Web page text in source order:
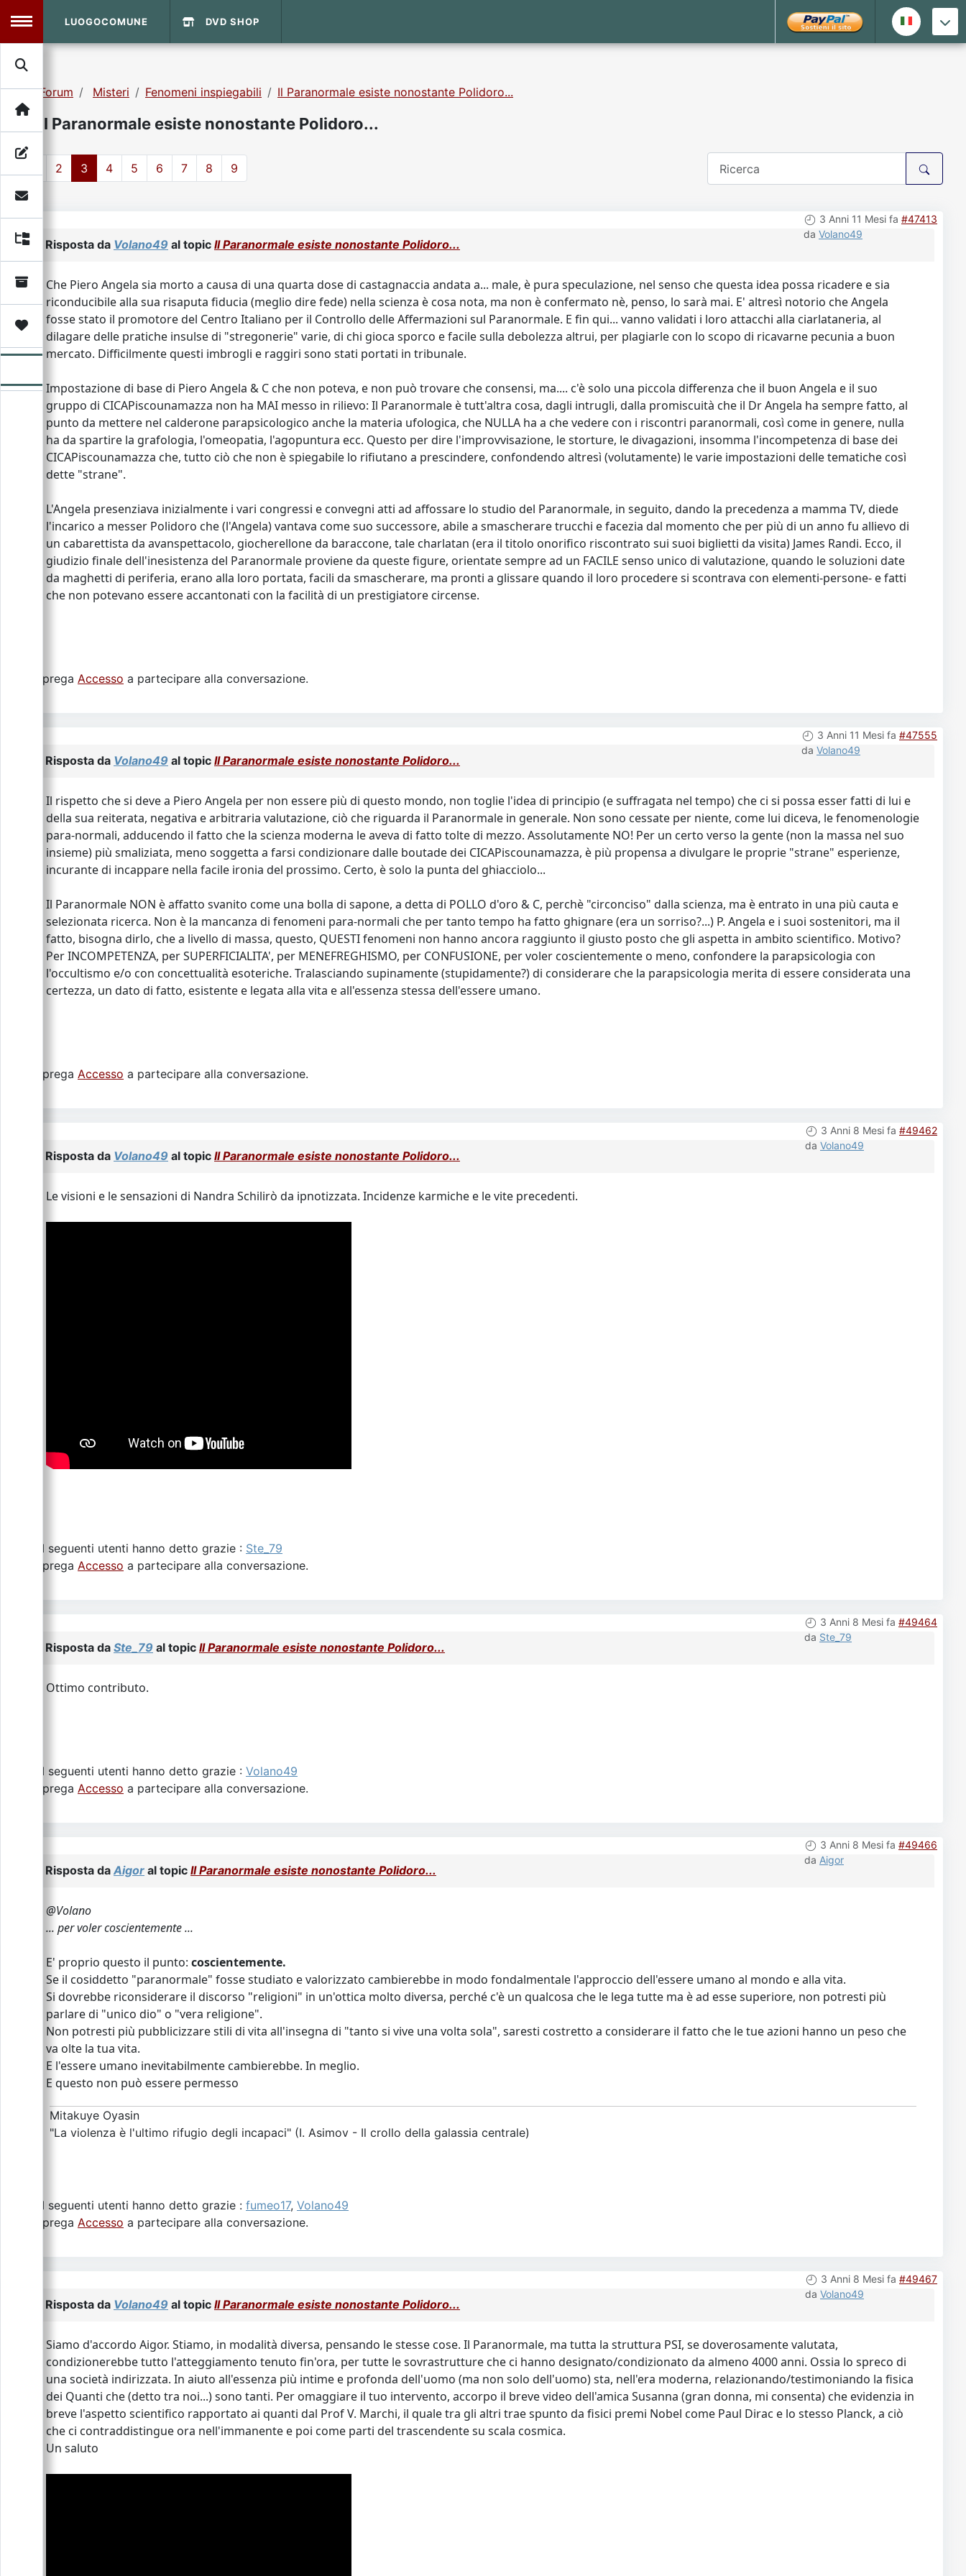
MENU
Search
DVD Shop
Info Sito
Login
Vecchio Sito
Archivio
Video
Forum
Donazione
LUOGOCOMUNE DVD SHOP
Forum Misteri Fenomeni inspiegabili Il Paranormale esiste nonostante Polidoro...
Il Paranormale esiste nonostante Polidoro...
2 3 4 5 6 7 8 9
3 Anni 11 Mesi fa #47413
da Volano49
Risposta da Volano49 al topic Il Paranormale esiste nonostante Polidoro...
Che Piero Angela sia morto a causa di una quarta dose di castagnaccia andata a... male, è pura speculazione, nel senso che questa idea possa ricadere e sia
riconducibile alla sua risaputa fiducia (meglio dire fede) nella scienza è cosa nota, ma non è confermato nè, penso, lo sarà mai. E' altresì notorio che Angela
fosse stato il promotore del Centro Italiano per il Controllo delle Affermazioni sul Paranormale. E fin qui... vanno validati i loro attacchi alla ciarlataneria, al
dilagare delle pratiche insulse di "stregonerie" varie, di chi gioca sporco e facile sulla debolezza altrui, per plagiarle con lo scopo di ricavarne pecunia a buon
mercato. Difficilmente questi imbrogli e raggiri sono stati portati in tribunale.
Impostazione di base di Piero Angela & C che non poteva, e non può trovare che consensi, ma.... c'è solo una piccola differenza che il buon Angela e il suo
gruppo di CICAPiscounamazza non ha MAI messo in rilievo: Il Paranormale è tutt'altra cosa, dagli intrugli, dalla promiscuità che il Dr Angela ha sempre fatto, al
punto da mettere nel calderone parapsicologico anche la materia ufologica, che NULLA ha a che vedere con i riscontri paranormali, così come in genere, nulla
ha da spartire la grafologia, l'omeopatia, l'agopuntura ecc. Questo per dire l'improvvisazione, le storture, le divagazioni, insomma l'incompetenza di base dei
CICAPiscounamazza che, tutto ciò che non è spiegabile lo rifiutano a prescindere, confondendo altresì (volutamente) le varie impostazioni delle tematiche così
dette "strane".
L'Angela presenziava inizialmente i vari congressi e convegni atti ad affossare lo studio del Paranormale, in seguito, dando la precedenza a mamma TV, diede
l'incarico a messer Polidoro che (l'Angela) vantava come suo successore, abile a smascherare trucchi e facezia dal momento che per più di un anno fu allievo di
un cabarettista da avanspettacolo, giocherellone da baraccone, tale charlatan (era il titolo onorifico riscontrato sui suoi biglietti da visita) James Randi. Ecco, il
giudizio finale dell'inesistenza del Paranormale proviene da queste figure, orientate sempre ad un FACILE senso unico di valutazione, quando le soluzioni date
da maghetti di periferia, erano alla loro portata, facili da smascherare, ma pronti a glissare quando il loro procedere si scontrava con elementi-persone- e fatti
che non potevano essere accantonati con la facilità di un prestigiatore circense.
Si prega Accesso a partecipare alla conversazione.
3 Anni 11 Mesi fa #47555
da Volano49
Risposta da Volano49 al topic Il Paranormale esiste nonostante Polidoro...
Il rispetto che si deve a Piero Angela per non essere più di questo mondo, non toglie l'idea di principio (e suffragata nel tempo) che ci si possa esser fatti di lui e
della sua reiterata, negativa e arbitraria valutazione, ciò che riguarda il Paranormale in generale. Non sono cessate per niente, come lui diceva, le fenomenologie
para-normali, adducendo il fatto che la scienza moderna le aveva di fatto tolte di mezzo. Assolutamente NO! Per un certo verso la gente (non la massa nel suo
insieme) più smaliziata, meno soggetta a farsi condizionare dalle boutade dei CICAPiscounamazza, è più propensa a divulgare le proprie "strane" esperienze,
incurante di incappare nella facile ironia del prossimo. Certo, è solo la punta del ghiacciolo...
Il Paranormale NON è affatto svanito come una bolla di sapone, a detta di POLLO d'oro & C, perchè "circonciso" dalla scienza, ma è entrato in una più cauta e
selezionata ricerca. Non è la mancanza di fenomeni para-normali che per tanto tempo ha fatto ghignare (era un sorriso?...) P. Angela e i suoi sostenitori, ma il
fatto, bisogna dirlo, che a livello di massa, questo, QUESTI fenomeni non hanno ancora raggiunto il giusto posto che gli aspetta in ambito scientifico. Motivo?
Per INCOMPETENZA, per SUPERFICIALITA', per MENEFREGHISMO, per CONFUSIONE, per voler coscientemente o meno, confondere la parapsicologia con
l'occultismo e/o con concettualità esoteriche. Tralasciando supinamente (stupidamente?) di considerare che la parapsicologia merita di essere considerata una
certezza, un dato di fatto, esistente e legata alla vita e all'essenza stessa dell'essere umano.
Si prega Accesso a partecipare alla conversazione.
3 Anni 8 Mesi fa #49462
da Volano49
Risposta da Volano49 al topic Il Paranormale esiste nonostante Polidoro...
Le visioni e le sensazioni di Nandra Schilirò da ipnotizzata. Incidenze karmiche e le vite precedenti.
I seguenti utenti hanno detto grazie : Ste_79
Si prega Accesso a partecipare alla conversazione.
3 Anni 8 Mesi fa #49464
da Ste_79
Risposta da Ste_79 al topic Il Paranormale esiste nonostante Polidoro...
Ottimo contributo.
I seguenti utenti hanno detto grazie : Volano49
Si prega Accesso a partecipare alla conversazione.
3 Anni 8 Mesi fa #49466
da Aigor
Risposta da Aigor al topic Il Paranormale esiste nonostante Polidoro...
@Volano
... per voler coscientemente ...
E' proprio questo il punto: coscientemente.
Se il cosiddetto "paranormale" fosse studiato e valorizzato cambierebbe in modo fondalmentale l'approccio dell'essere umano al mondo e alla vita.
Si dovrebbe riconsiderare il discorso "religioni" in un'ottica molto diversa, perché c'è un qualcosa che le lega tutte ma è ad esse superiore, non potresti più
parlare di "unico dio" o "vera religione".
Non potresti più pubblicizzare stili di vita all'insegna di "tanto si vive una volta sola", saresti costretto a considerare il fatto che le tue azioni hanno un peso che
va olte la tua vita.
E l'essere umano inevitabilmente cambierebbe. In meglio.
E questo non può essere permesso
Mitakuye Oyasin
"La violenza è l'ultimo rifugio degli incapaci" (I. Asimov - Il crollo della galassia centrale)
I seguenti utenti hanno detto grazie : fumeo17, Volano49
Si prega Accesso a partecipare alla conversazione.
3 Anni 8 Mesi fa #49467
da Volano49
Risposta da Volano49 al topic Il Paranormale esiste nonostante Polidoro...
Siamo d'accordo Aigor. Stiamo, in modalità diversa, pensando le stesse cose. Il Paranormale, ma tutta la struttura PSI, se doverosamente valutata,
condizionerebbe tutto l'atteggiamento tenuto fin'ora, per tutte le sovrastrutture che ci hanno designato/condizionato da almeno 4000 anni. Ossia lo spreco di
una società indirizzata. In aiuto all'essenza più intime e profonda dell'uomo (ma non solo dell'uomo) sta, nell'era moderna, relazionando/testimoniando la fisica
dei Quanti che (detto tra noi...) sono tanti. Per omaggiare il tuo intervento, accorpo il breve video dell'amica Susanna (gran donna, mi consenta) che evidenzia in
breve l'aspetto scientifico rapportato ai quanti dal Prof V. Marchi, il quale tra gli altri trae spunto da fisici premi Nobel come Paul Dirac e lo stesso Planck, a ciò
che ci contraddistingue ora nell'immanente e poi come parti del trascendente su scala cosmica.
Un saluto